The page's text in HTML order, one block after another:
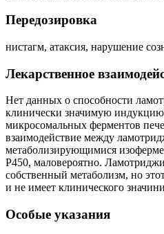
Передозировка
нистагм, атаксия, нарушение
Лекарственное
Нет данных о способности
клинически значимую
микросомальных ферментов
взаимодействие между
метаболизирующимися
Р450, маловероятно.
собственный метаболизм, но
и не имеет клинического
Особые указания